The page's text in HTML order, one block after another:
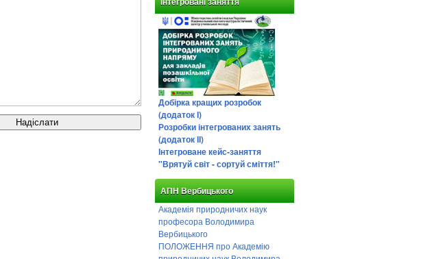
Інтегровані заняття
Добірка кращих розробок
(додаток І)
Розробки інтегрованих занять
(додаток ІІ)
Інтегроване кейс-заняття
"Врятуй світ - сортуй сміття!"
АПН Вербицького
Академія природничих наук
професора Володимира
Вербицького
ПОЛОЖЕННЯ про Академію